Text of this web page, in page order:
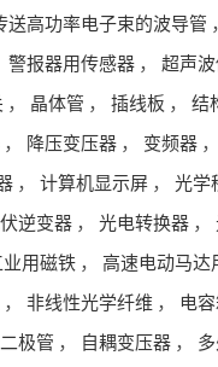
送高功率电子束的波导管
警报器用传感器 ， 超声
， 晶体管 ， 插线板 ，
结
， 降压变压器 ， 变频器 ，
， 计算机显示屏 ， 光学
逆变器 ， 光电转换器 ，
业用磁铁 ，
高速电动马达
， 非线性光学纤维 ， 电
极管 ， 自耦变压器 ，